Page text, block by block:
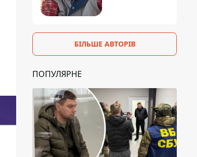
БІЛЬШЕ АВТОРІВ
ПОПУЛЯРНЕ